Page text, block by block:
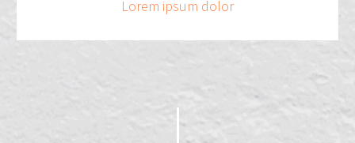
Lorem ipsum dolor